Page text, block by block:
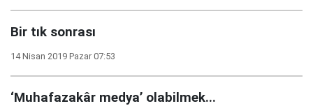
Bir tık sonrası
14 Nisan 2019 Pazar 07:53
‘Muhafazakâr medya’ olabilmek...